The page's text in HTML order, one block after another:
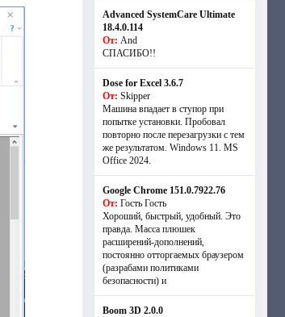
Advanced SystemCare Ultimate
18.4.0.114
От: And
СПАСИБО!!
Dose for Excel 3.6.7
От: Skipper
Машина впадает в ступор при
попытке установки. Пробовал
повторно после перезагрузки с тем
же результатом. Windows 11. MS
Offiсe 2024.
Google Chrome 151.0.7922.76
От: Гость Гость
Хороший, быстрый, удобный. Это
правда. Масса плюшек
расширений-дополнений,
постоянно отторгаемых браузером
(разрабами политиками
безопасности) и
Boom 3D 2.0.0